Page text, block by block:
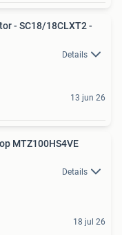
- SC18/18CLXT2 -
Details
13 jun 26
MTZ100HS4VE
Details
18 jul 26